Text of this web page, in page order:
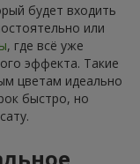
будет входить
или
, где всё уже
эффекта. Такие
цветам идеально
быстро, но